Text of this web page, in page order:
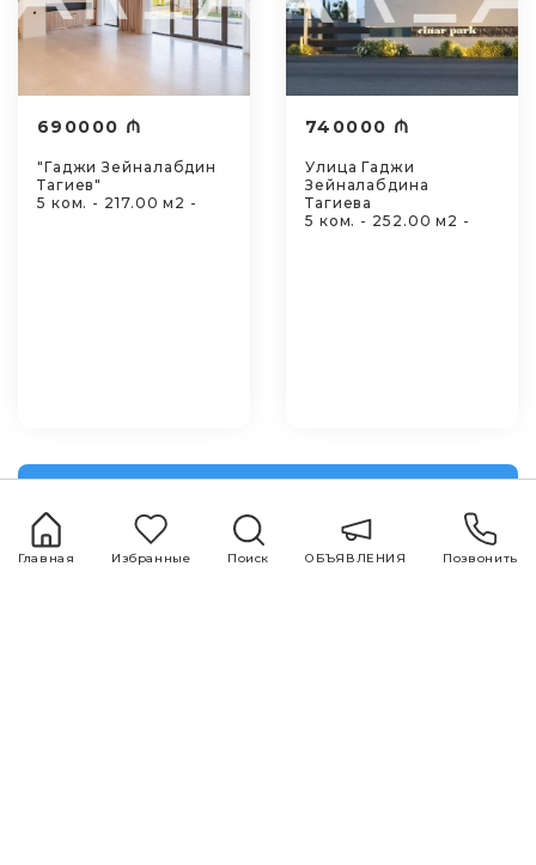
Главная Избранные Поиск ОБЪЯВЛЕНИЯ Позвонить
690000 ₼
"Гаджи Зейналабдин
Тагиев"
5 ком. - 217.00 м2 -
740000 ₼
Улица Гаджи
Зейналабдина
Тагиева
5 ком. - 252.00 м2 -
Посмотреть все